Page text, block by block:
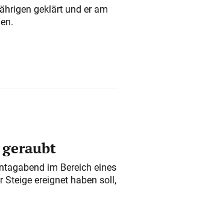
geklärt und er am
geraubt
im Bereich eines
ereignet haben soll,